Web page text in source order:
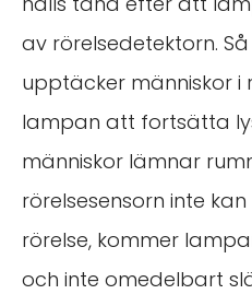
av rörelsedetektorn.
upptäcker människor i
lampan att fortsätta
människor lämnar
rörelsesensorn inte
rörelse, kommer
och inte omedelbart